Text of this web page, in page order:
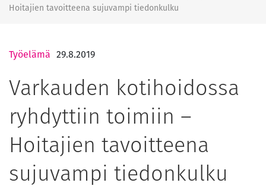
Hoitajien tavoitteena sujuvampi tiedonkulku
Työelämä 29.8.2019
Varkauden kotihoidossa
ryhdyttiin toimiin –
Hoitajien tavoitteena
sujuvampi tiedonkulku